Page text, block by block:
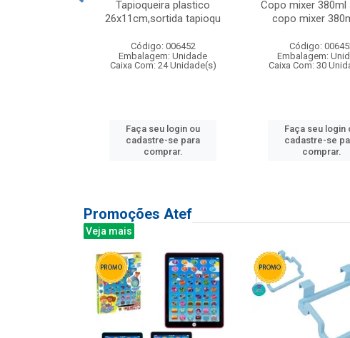
Tapioqueira plastico
26x11cm,sortida tapioqu
Código: 006452
Embalagem: Unidade
Caixa Com: 24 Unidade(s)
Faça seu login ou
cadastre-se para
comprar.
Copo mixer 380ml
copo mixer
Código:
Embalagem:
Caixa Com: 30
Faça seu login
cadastre-se
comprar.
Promoções Atef
Veja mais